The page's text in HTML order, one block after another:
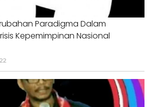
Paradigma Dalam
Kepemimpinan Nasional